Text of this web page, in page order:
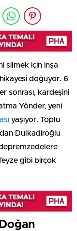
silmek için inşa
doğuyor. 6
sonrası, kardeşini
Yönder, yeni
yaşıyor. Toplu
Dulkadiroğlu
gibi birçok